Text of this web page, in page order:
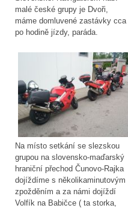
malé české grupy je Dvoři,
máme domluvené zastávky cca
po hodině jízdy, paráda.
Na místo setkání se slezskou
grupou na slovensko-maďarský
hraniční přechod Čunovo-Rajka
dojíždíme s několikaminutovým
zpožděním a za námi dojíždí
Volfík na Babičce ( ta storka,